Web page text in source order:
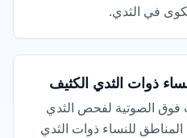
في الثدي.
ذوات الثدي الكثيف
فوق الصوتية لفحص الثدي
للنساء ذوات الثدي